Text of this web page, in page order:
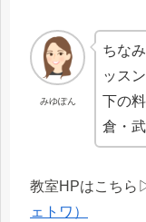
みゆぽん
ちな
ッス
下の
倉・
教室HPはこちら
ェトワ）